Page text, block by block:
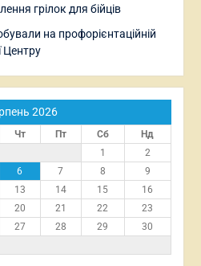
грілок для бійців
на профорієнтаційній
Центру
2026
Чт Пт Сб
Нд
1
2
6 7 8
9
13 14 15
16
20 21 22
23
27 28 29
30